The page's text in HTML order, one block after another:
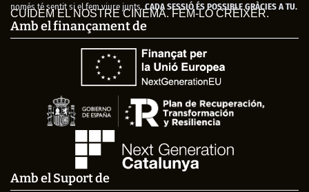
només té sentit si el fem viure junts. CADA SESSIÓ ÉS POSSIBLE GRÀCIES A TU.
CUIDEM EL NOSTRE CINEMA. FEM-LO CRÉIXER.
Amb el finançament de
Amb el Suport de